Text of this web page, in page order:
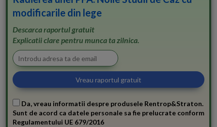
modificarile din lege
Descarca raportul gratuit
Explicatii clare pentru munca ta zilnica.
Da, vreau informatii despre produsele Rentrop&Straton.
Sunt de acord ca datele personale sa fie prelucrate conform
Regulamentului UE 679/2016